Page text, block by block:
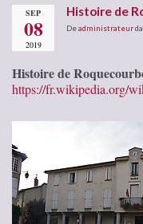
SEP
08
2019
Histoire de
Deadministrateur
Histoire de
https://fr.wikipedia.org/